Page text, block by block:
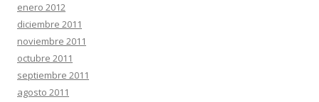
enero 2012
diciembre 2011
noviembre 2011
octubre 2011
septiembre 2011
agosto 2011